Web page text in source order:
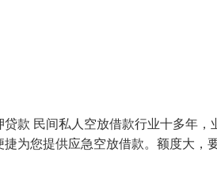
款 民间私人空放借款行业十多年，
为您提供应急空放借款。额度大，